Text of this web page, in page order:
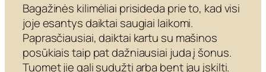
Bagažinės kilimėliai prisideda prie to, kad visi
joje esantys daiktai saugiai laikomi.
Paprasčiausiai, daiktai kartu su mašinos
posūkiais taip pat dažniausiai juda į šonus.
Tuomet jie gali sudužti arba bent jau įskilti.